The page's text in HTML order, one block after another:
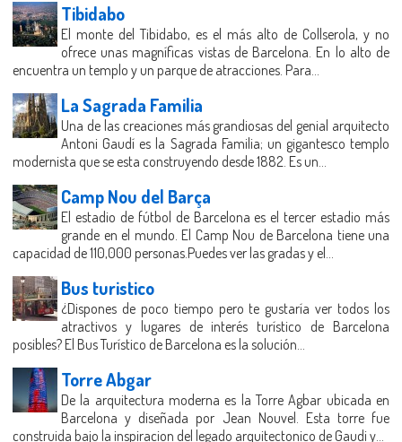
Tibidabo
El monte del Tibidabo, es el más alto de Collserola, y no
ofrece unas magníficas vistas de Barcelona. En lo alto de
encuentra un templo y un parque de atracciones. Para...
La Sagrada Familia
Una de las creaciones más grandiosas del genial arquitecto
Antoni Gaudí es la Sagrada Familia; un gigantesco templo
modernista que se esta construyendo desde 1882. Es un...
Camp Nou del Barça
El estadio de fútbol de Barcelona es el tercer estadio más
grande en el mundo. El Camp Nou de Barcelona tiene una
capacidad de 110,000 personas.Puedes ver las gradas y el...
Bus turistico
¿Dispones de poco tiempo pero te gustaría ver todos los
atractivos y lugares de interés turístico de Barcelona
posibles? El Bus Turístico de Barcelona es la solución...
Torre Abgar
De la arquitectura moderna es la Torre Agbar ubicada en
Barcelona y diseñada por Jean Nouvel. Esta torre fue
construida bajo la inspiracion del legado arquitectonico de Gaudi y...